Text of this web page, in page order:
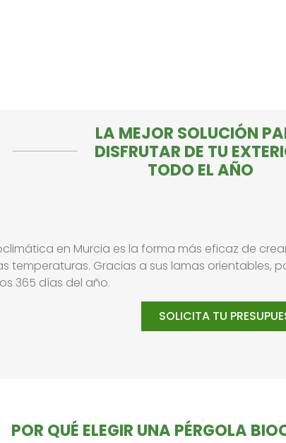
LA MEJOR SOLUCIÓN
DISFRUTAR DE TU
TODO EL AÑO
en Murcia es la forma más eficaz de
temperaturas. Gracias a sus lamas orientables,
365 días del año.
SOLICITA TU
POR QUÉ ELEGIR UNA PÉRGOLA